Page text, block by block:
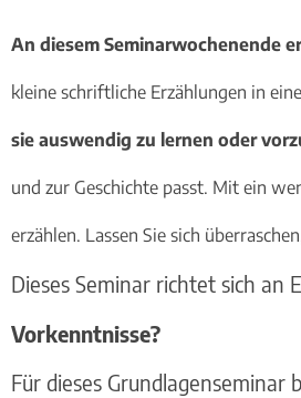
An diesem Seminarwochenende
kleine schriftliche Erzählungen in
sie auswendig zu lernen oder
und zur Geschichte passt. Mit ein
erzählen. Lassen Sie sich
Dieses Seminar richtet sich an
Vorkenntnisse?
Für dieses